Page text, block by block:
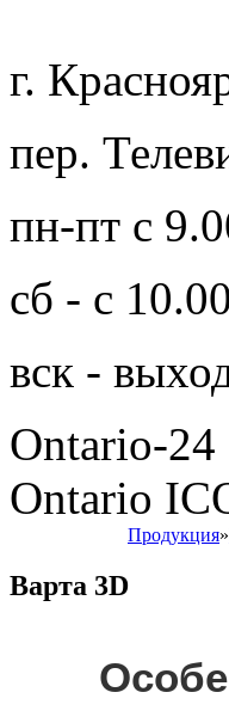
г.
пер.
пн-пт с
сб - с
вск -
Ontario-24
Ontario
Продукция»
Варта 3D